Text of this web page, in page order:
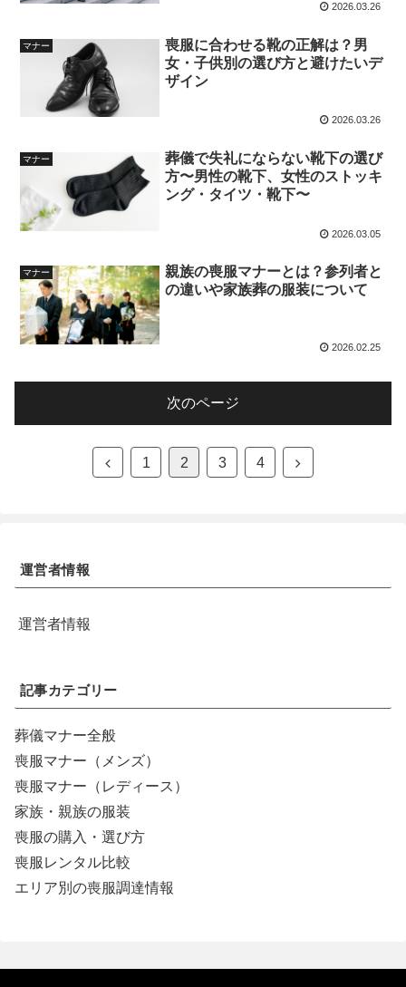
2026.03.26
マナー
喪服に合わせる靴の正解は？男
女・子供別の選び方と避けたいデ
ザイン
2026.03.26
マナー
葬儀で失礼にならない靴下の選び
方〜男性の靴下、女性のストッキ
ング・タイツ・靴下〜
2026.03.05
マナー
親族の喪服マナーとは？参列者と
の違いや家族葬の服装について
2026.02.25
次のページ
1 2 3 4
運営者情報
運営者情報
記事カテゴリー
葬儀マナー全般
喪服マナー（メンズ）
喪服マナー（レディース）
家族・親族の服装
喪服の購入・選び方
喪服レンタル比較
エリア別の喪服調達情報